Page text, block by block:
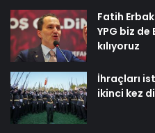
Fatih
YPG biz de
kılıyoruz
İhraçları
ikinci kez